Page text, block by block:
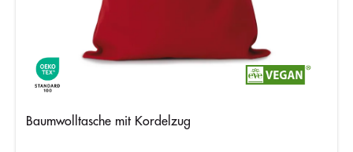
Baumwolltasche mit Kordelzug